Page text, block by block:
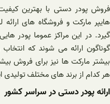
فروش پودر دستی با بهترین
هایپر مارکت و فروشگاه های
گیرد. در این مراکز عموما پودر
گوناگون ارائه می شوند که
بیشتر مارکت ها نیز برای فروش
هر کدام از برند های مختلف
ارائه پودر دستی در سراسر کشور